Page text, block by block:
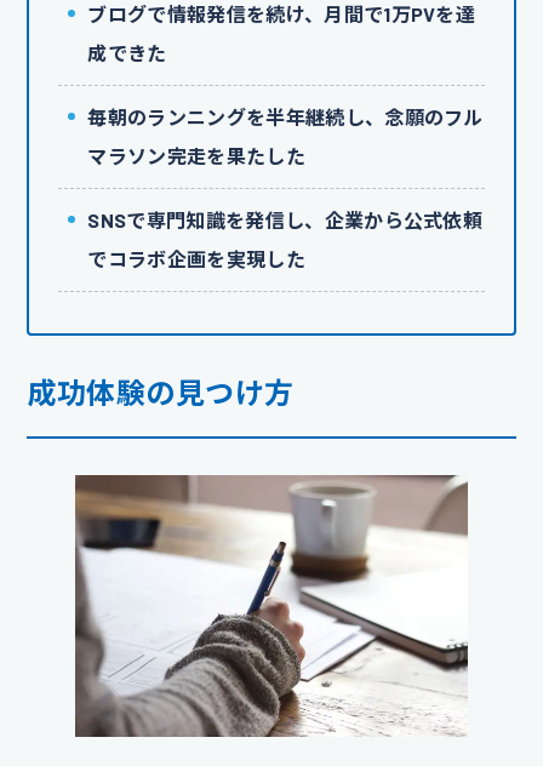
ブログで情報発信を続け、月間で1万PVを達
成できた
毎朝のランニングを半年継続し、念願のフル
マラソン完走を果たした
SNSで専門知識を発信し、企業から公式依頼
でコラボ企画を実現した
成功体験の見つけ方